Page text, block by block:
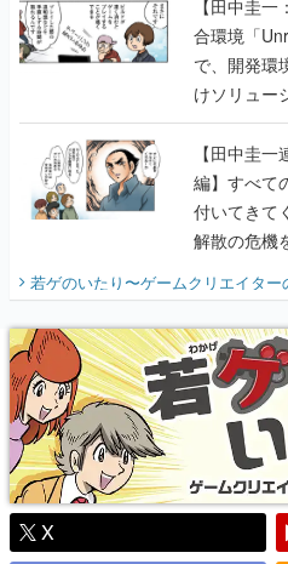
【田中圭
合環境「
で、開発環
けソリュー
に行って、
【田中圭
編】すべて
付いてきて
解散の危機
『少年ジャ
り】
若ゲのいたり〜ゲームクリエイター
X